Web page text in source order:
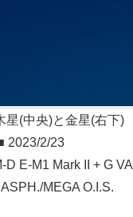
星(中央)と金星(右下)
2023/2/23
D E-M1 Mark II + G
MEGA O.I.S.